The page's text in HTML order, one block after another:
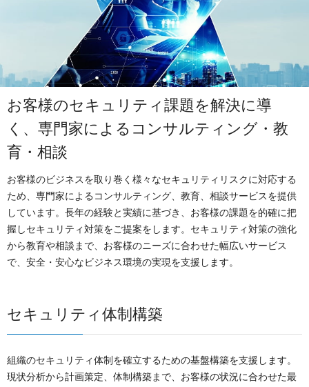
セキュリティ監視・検知
セキュリティインシデント対応・調査
OTセキュリティ
サプライチェーンセキュリティ
IoTプロダクトセキュリティ
課題から探す
採用情報
カタログダウンロード
お客様のセキュリティ課題を解決に導
く、 専門家によるコンサルティング・教
育・相談
お客様のビジネスを取り巻く様々なセキュリティリスクに対応する
ため、専門家によるコンサルティング、教育、相談サービスを提供
しています。長年の経験と実績に基づき、お客様の課題を的確に把
握しセキュリティ対策をご提案をします。セキュリティ対策の強化
から教育や相談まで、お客様のニーズに合わせた幅広いサービス
で、安全・安心なビジネス環境の実現を支援します。
セキュリティ体制構築
組織のセキュリティ体制を確立するための基盤構築を支援します。
現状分析から計画策定、体制構築まで、お客様の状況に合わせた最